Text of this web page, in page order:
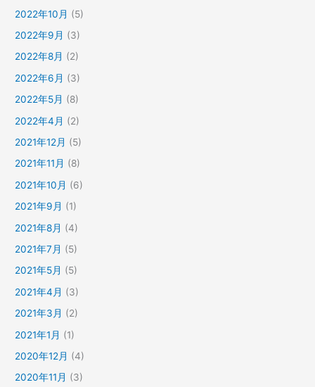
2022年10月 (5)
2022年9月 (3)
2022年8月 (2)
2022年6月 (3)
2022年5月 (8)
2022年4月 (2)
2021年12月 (5)
2021年11月 (8)
2021年10月 (6)
2021年9月 (1)
2021年8月 (4)
2021年7月 (5)
2021年5月 (5)
2021年4月 (3)
2021年3月 (2)
2021年1月 (1)
2020年12月 (4)
2020年11月 (3)